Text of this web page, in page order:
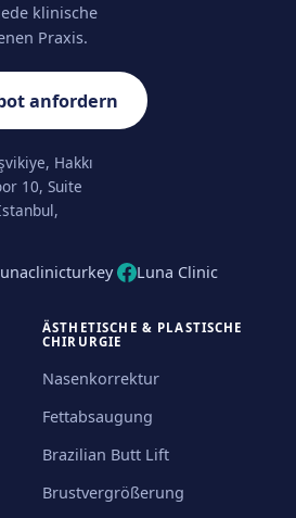
klinische
Praxis.
anfordern
Hakkı
10, Suite
Luna Clinic
ÄSTHETISCHE & PLASTISCHE
CHIRURGIE
Nasenkorrektur
Fettabsaugung
Brazilian Butt Lift
Brustvergrößerung